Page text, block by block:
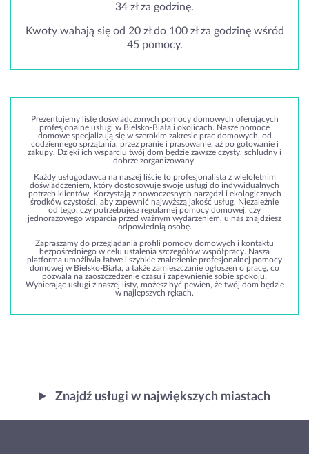
34 zł za godzinę.
Kwoty wahają się od 20 zł do 100 zł za godzinę wśród
45 pomocy.
Prezentujemy listę doświadczonych pomocy domowych oferujących
profesjonalne usługi w Bielsko-Biała i okolicach. Nasze pomoce
domowe specjalizują się w szerokim zakresie prac domowych, od
codziennego sprzątania, przez pranie i prasowanie, aż po gotowanie i
zakupy. Dzięki ich wsparciu twój dom będzie zawsze czysty, schludny i
dobrze zorganizowany.
Każdy usługodawca na naszej liście to profesjonalista z wieloletnim
doświadczeniem, który dostosowuje swoje usługi do indywidualnych
potrzeb klientów. Korzystają z nowoczesnych narzędzi i ekologicznych
środków czystości, aby zapewnić najwyższą jakość usług. Niezależnie
od tego, czy potrzebujesz regularnej pomocy domowej, czy
jednorazowego wsparcia przed ważnym wydarzeniem, u nas znajdziesz
odpowiednią osobę.
Zapraszamy do przeglądania profili pomocy domowych i kontaktu
bezpośredniego w celu ustalenia szczegółów współpracy. Nasza
platforma umożliwia łatwe i szybkie znalezienie profesjonalnej pomocy
domowej w Bielsko-Biała, a także zamieszczanie ogłoszeń o pracę, co
pozwala na zaoszczędzenie czasu i zapewnienie sobie spokoju.
Wybierając usługi z naszej listy, możesz być pewien, że twój dom będzie
w najlepszych rękach.
Znajdź usługi w największych miastach